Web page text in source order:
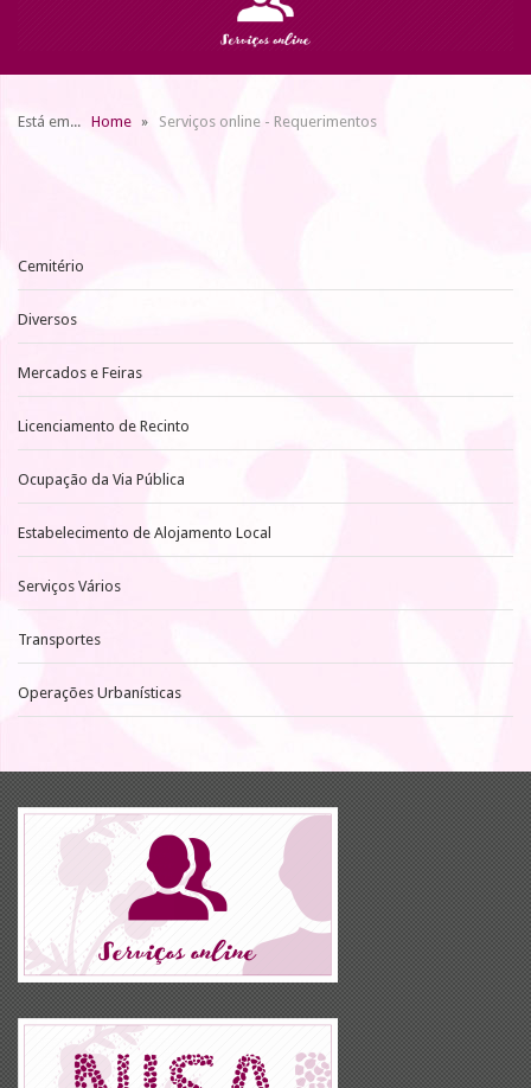
Está em... Home Serviços online - Requerimentos
Cemitério
Diversos
Mercados e Feiras
Licenciamento de Recinto
Ocupação da Via Pública
Estabelecimento de Alojamento Local
Serviços Vários
Transportes
Operações Urbanísticas